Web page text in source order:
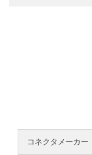
コネクタメーカー